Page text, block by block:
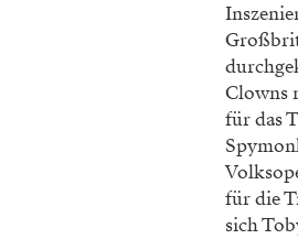
Clowns
für das
für die
sich